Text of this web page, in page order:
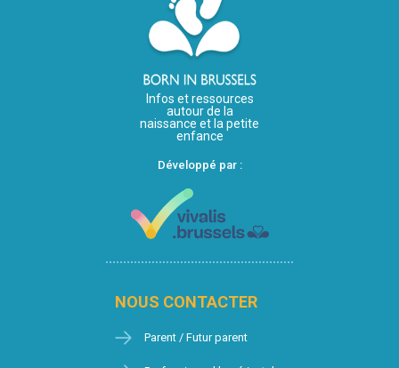
Infos et ressources
autour de la
naissance et la petite
enfance
Développé par :
NOUS CONTACTER
Parent / Futur parent